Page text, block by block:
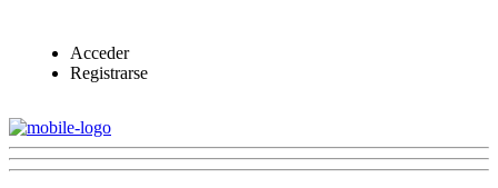
Acceder
Registrarse